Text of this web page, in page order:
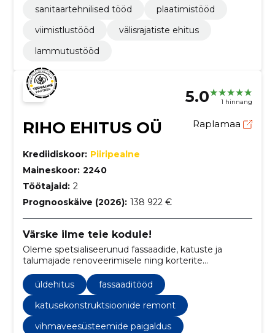
sanitaartehnilised tööd
plaatimistööd
viimistlustööd
välisrajatiste ehitus
lammutustööd
5.0 1 hinnang
RIHO EHITUS OÜ Raplamaa
Krediidiskoor: Piiripealne
Maineskoor: 2240
Töötajaid: 2
Prognooskäive (2026): 138 922 €
Värske ilme teie kodule!
Oleme spetsialiseerunud fassaadide, katuste ja
talumajade renoveerimisele ning korterite
uuendamisele.
üldehitus
fassaaditööd
katusekonstruktsioonide remont
vihmaveesüsteemide paigaldus